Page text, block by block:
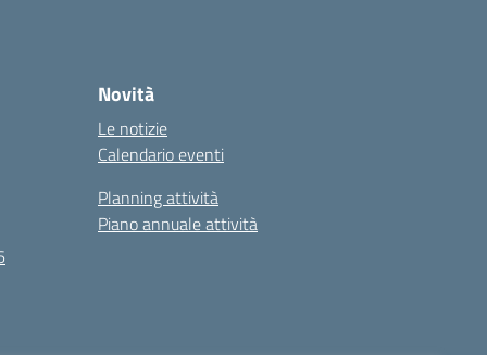
Novità
Le notizie
Calendario eventi
Planning attività
Piano annuale attività